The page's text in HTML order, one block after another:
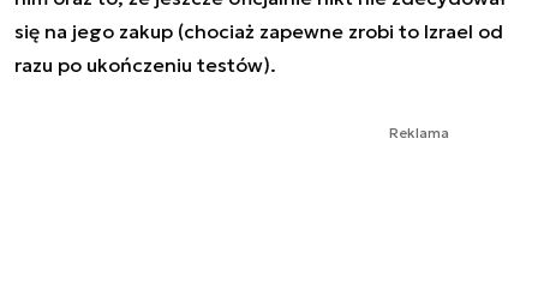
się na jego zakup (chociaż zapewne zrobi to Izrael od
razu po ukończeniu testów).
Reklama